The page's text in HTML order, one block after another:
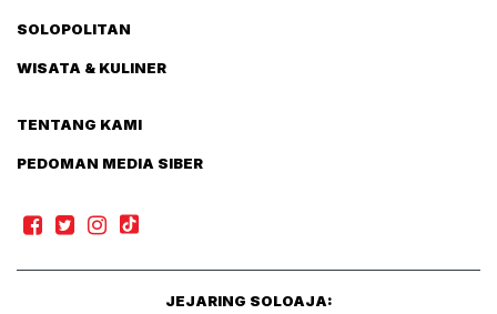
SOLOPOLITAN
WISATA & KULINER
TENTANG KAMI
PEDOMAN MEDIA SIBER
JEJARING SOLOAJA: